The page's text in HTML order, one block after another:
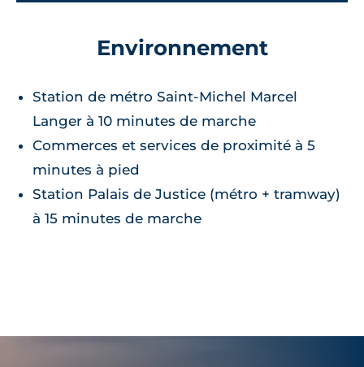
Environnement
Station de métro Saint-Michel Marcel
Langer à 10 minutes de marche
Commerces et services de proximité à 5
minutes à pied
Station Palais de Justice (métro + tramway)
à 15 minutes de marche